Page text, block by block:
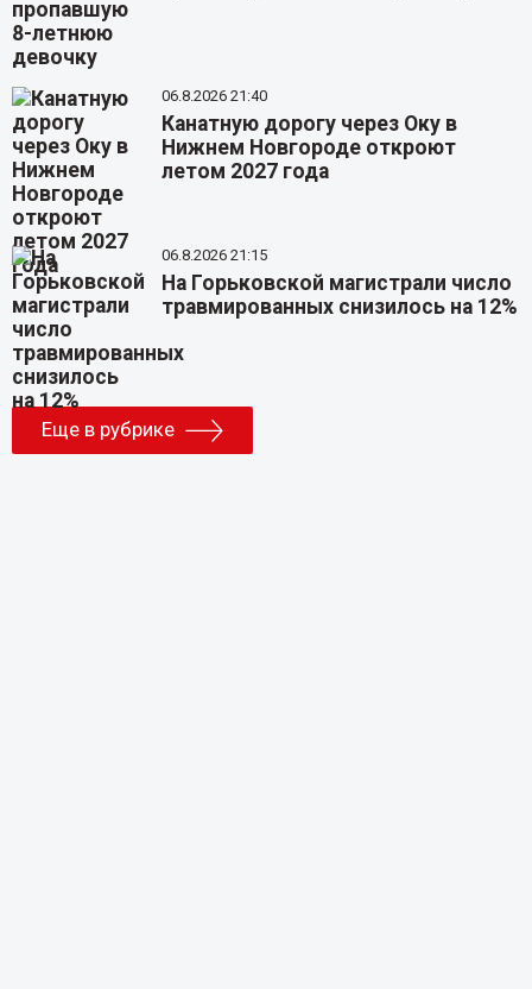
06.8.2026 21:40
Канатную дорогу через Оку в
Нижнем Новгороде откроют
летом 2027 года
06.8.2026 21:15
На Горьковской магистрали число
травмированных снизилось на 12%
Еще в рубрике